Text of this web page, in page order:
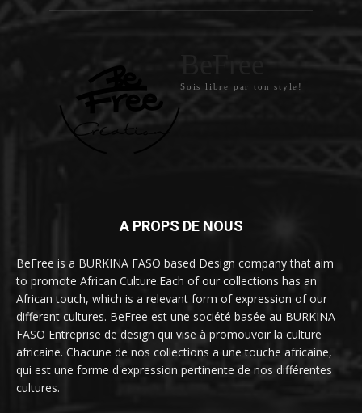
Sois libre par ton style!
A PROPS DE NOUS
BeFree is a BURKINA FASO based Design company that aim
to promote African Culture.Each of our collections has an
African touch, which is a relevant form of expression of our
different cultures. BeFree est une société basée au BURKINA
FASO Entreprise de design qui vise à promouvoir la culture
africaine. Chacune de nos collections a une touche africaine,
qui est une forme d'expression pertinente de nos différentes
cultures.